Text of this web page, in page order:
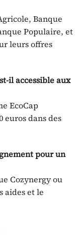
Banque
Populaire, et
leurs offres
il accessible aux
EcoCap
euros dans des
pour un
Cozynergy ou
aides et le